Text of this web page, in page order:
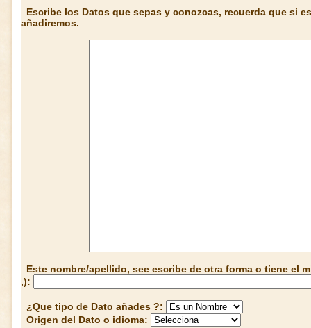
Escribe los Datos que sepas y conozcas, recuerda que si
añadiremos.
Este nombre/apellido, see escribe de otra forma o tiene el
,):
¿Que tipo de Dato añades ?:
Origen del Dato o idioma: